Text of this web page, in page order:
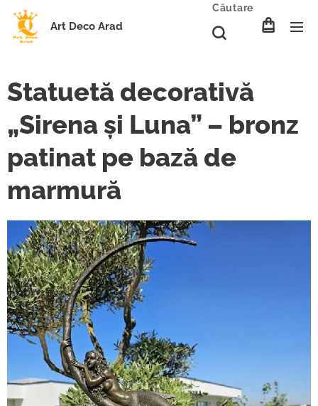
Art Deco Arad
Căutare
Statuetă decorativă
„Sirena și Luna” – bronz
patinat pe bază de
marmură